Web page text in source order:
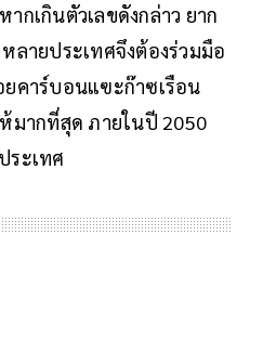
ากเกินตัวเลขดังกล่าว ยาก
ลายประเทศจึงต้องร่วมมือ
คาร์บอนแฃะก๊าซเรือน
มากที่สุด ภายในปี 2050
ระเทศ